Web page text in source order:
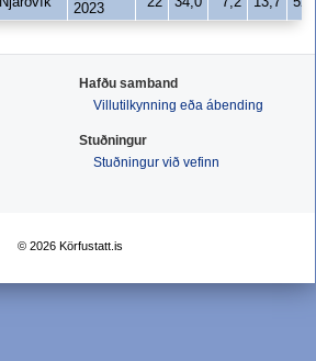
2023
Hafðu samband
Villutilkynning eða ábending
Stuðningur
Stuðningur við vefinn
© 2026 Körfustatt.is